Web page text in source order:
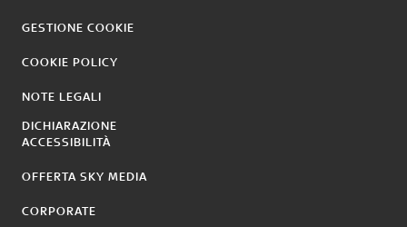
GESTIONE COOKIE
COOKIE POLICY
NOTE LEGALI
DICHIARAZIONE
ACCESSIBILITÀ
OFFERTA SKY MEDIA
CORPORATE